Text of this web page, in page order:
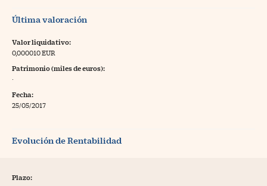
Última valoración
Valor liquidativo:
0,000010 EUR
Patrimonio (miles de euros):
·
Fecha:
25/05/2017
Evolución de Rentabilidad
Plazo: